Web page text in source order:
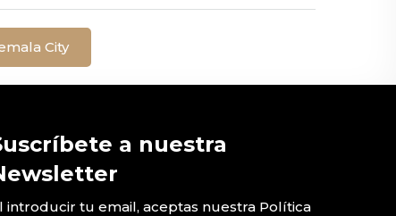
City
a nuestra
introducir tu email, aceptas nuestra Política